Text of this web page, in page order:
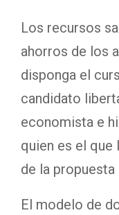
Los recursos
ahorros de los
disponga el
candidato
economista e
quien es el que
de la propuesta
El modelo de